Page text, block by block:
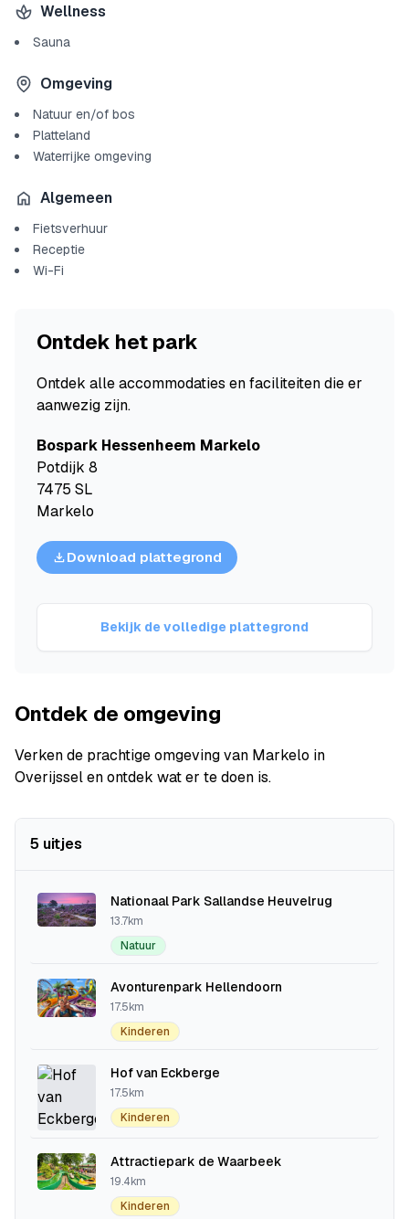
Wellness
Sauna
Omgeving
Natuur en/of bos
Platteland
Waterrijke omgeving
Algemeen
Fietsverhuur
Receptie
Wi-Fi
Ontdek het park
Ontdek alle accommodaties en faciliteiten die er
aanwezig zijn.
Bospark Hessenheem Markelo
Potdijk 8
7475 SL
Markelo
Download plattegrond
Bekijk de volledige plattegrond
Ontdek de omgeving
Verken de prachtige omgeving van Markelo in
Overijssel en ontdek wat er te doen is.
5 uitjes
Nationaal Park Sallandse Heuvelrug
13.7km
Natuur
Avonturenpark Hellendoorn
17.5km
Kinderen
Hof van Eckberge
17.5km
Kinderen
Attractiepark de Waarbeek
19.4km
Kinderen